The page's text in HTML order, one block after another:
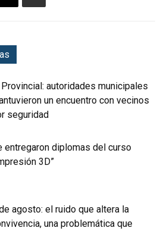
Provincial: autoridades municipales
un encuentro con vecinos
seguridad
entregaron diplomas del curso
3D”
agosto: el ruido que altera la
una problemática que